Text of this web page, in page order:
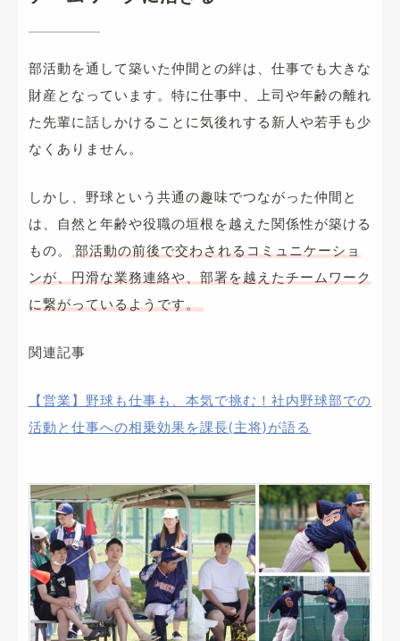
部活動を通して築いた仲間との絆は、仕事でも大きな
財産となっています。特に仕事中、上司や年齢の離れ
た先輩に話しかけることに気後れする新人や若手も少
なくありません。
しかし、野球という共通の趣味でつながった仲間と
は、自然と年齢や役職の垣根を越えた関係性が築ける
もの。
部活動の前後で交わされるコミュニケーショ
ンが、円滑な業務連絡や、部署を越えたチームワーク
に繋がっているようです。
関連記事
【営業】野球も仕事も、本気で挑む！社内野球部での
活動と仕事への相乗効果を課長(主将)が語る